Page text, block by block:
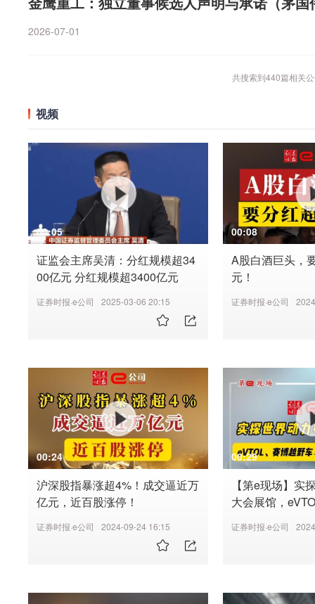
2026-07-01
共搜索到440篇相关
视频
00:05
证监会主席吴清：分红规模超34
00亿元 分红规模超3400亿元
证券时报·e公司 2025-03-06 20:15
00:08
A股白酒巨头，
元！
证券时报·e公司
00:24
沪深股指暴涨超4%！成交逼近万
亿元，近百股涨停！
证券时报·e公司 2024-09-24 16:15
00:29
【第e现场】实
大会展馆，
证券时报·e公司